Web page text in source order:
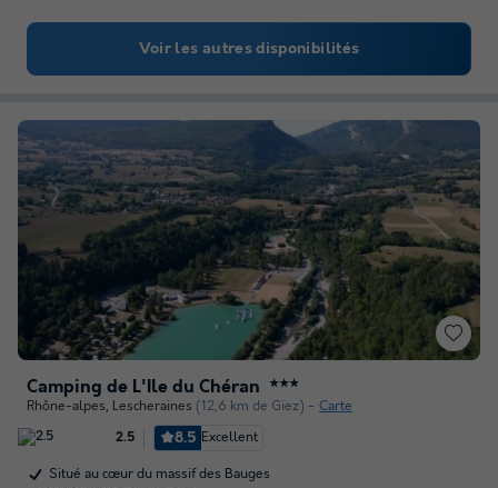
Voir les autres disponibilités
Camping de L'Île du Chéran ★★★
Rhône-alpes, Lescheraines (12,6 km de Giez) Carte
2.5 8.5 Excellent
Situé au cœur du massif des Bauges